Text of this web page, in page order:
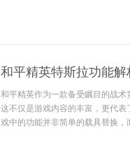
和平精英特斯拉功能
和平精英作为一款备受瞩目的战
这不仅是游戏内容的丰富，更代
戏中的功能并非简单的载具替换